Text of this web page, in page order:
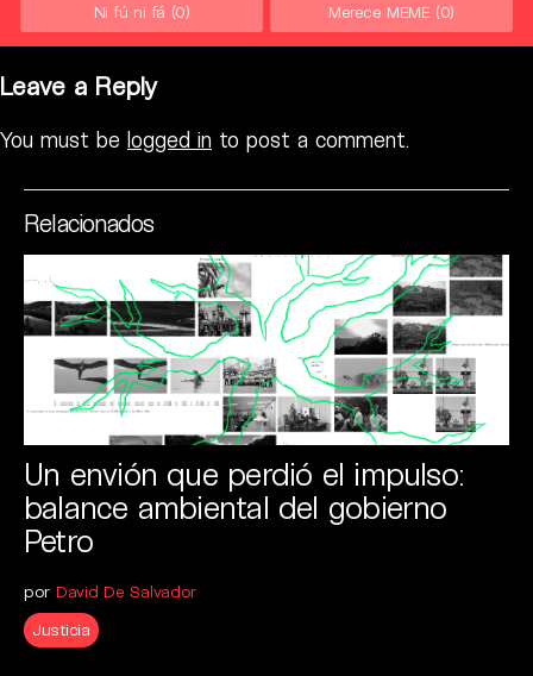
Ni fú ni fá (0) Merece MEME (0)
Leave a Reply
You must be logged in to post a comment.
Relacionados
Un envión que perdió el impulso:
balance ambiental del gobierno
Petro
por David De Salvador
Justicia